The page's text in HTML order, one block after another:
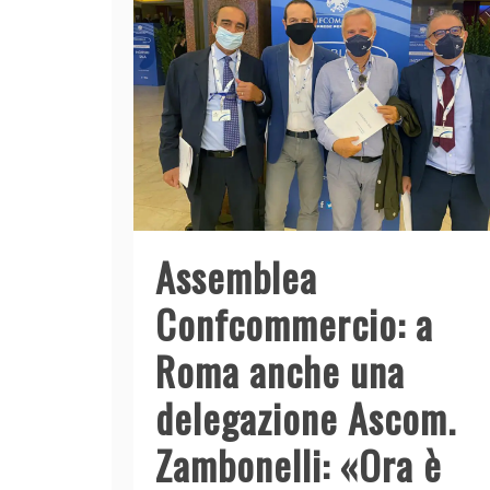
Assemblea
Confcommercio: a
Roma anche una
delegazione Ascom.
Zambonelli: «Ora è